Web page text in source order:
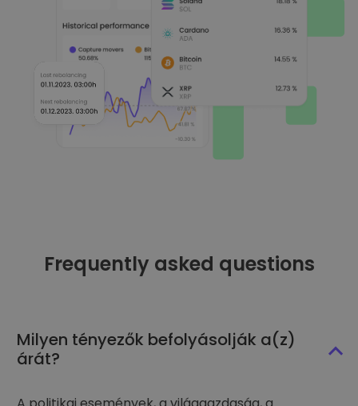
Frequently asked questions
Milyen tényezők befolyásolják a(z)
árát?